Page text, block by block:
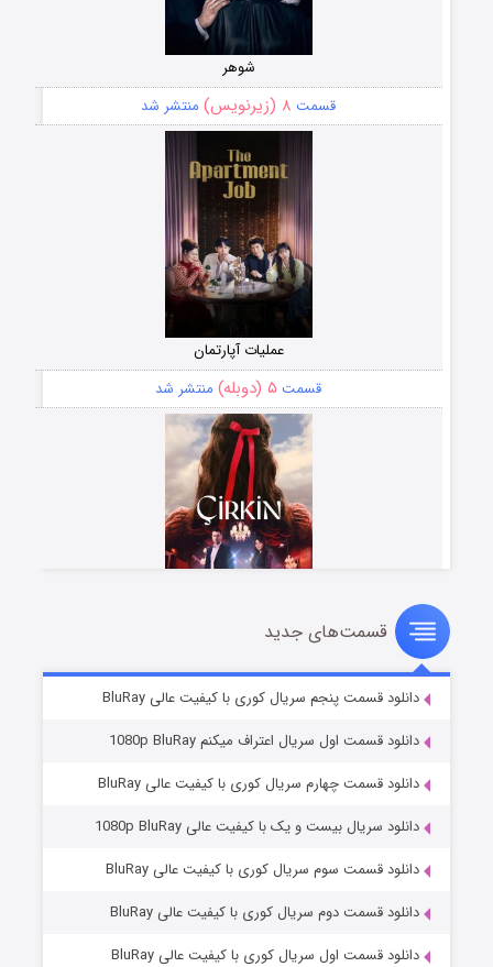
شوهر
قسمت ۸ (زیرنویس) منتشر شد
عملیات آپارتمان
قسمت ۵ (دوبله) منتشر شد
سریال زشت
قسمت۲ (زیرنویس) منتشر شد
مردگان متحرک: شهر مرده ۳
قسمت۲ (زیرنویس) منتشر شد
قسمت‌های جدید
دانلود قسمت پنجم سریال کوری با کیفیت عالی BluRay
دانلود قسمت اول سریال اعتراف میکنم 1080p BluRay
دانلود قسمت چهارم سریال کوری با کیفیت عالی BluRay
دانلود سریال بیست و یک با کیفیت عالی 1080p BluRay
دانلود قسمت سوم سریال کوری با کیفیت عالی BluRay
دانلود قسمت دوم سریال کوری با کیفیت عالی BluRay
دانلود قسمت اول سریال کوری با کیفیت عالی BluRay